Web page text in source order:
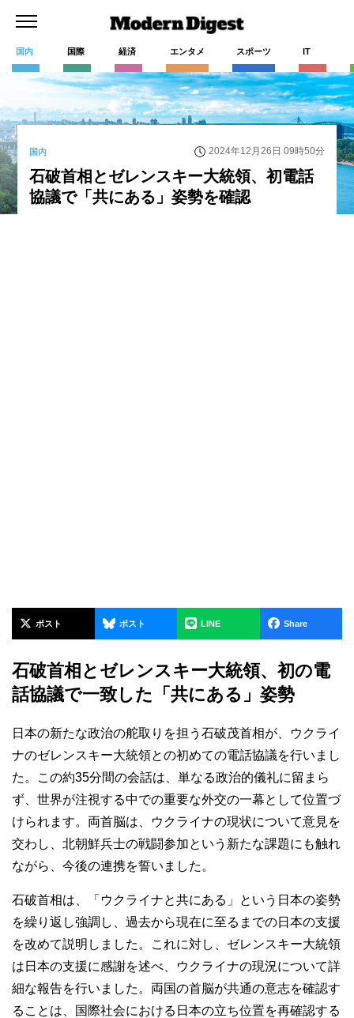
国内 国際 経済 エンタメ スポーツ IT
国内 2024年12月26日 09時50分
石破首相とゼレンスキー大統領、初電話
協議で「共にある」姿勢を確認
ポスト ポスト LINE Share
石破首相とゼレンスキー大統領、初の電
話協議で一致した「共にある」姿勢
日本の新たな政治の舵取りを担う石破茂首相が、ウクライ
ナのゼレンスキー大統領との初めての電話協議を行いまし
た。この約35分間の会話は、単なる政治的儀礼に留まら
ず、世界が注視する中での重要な外交の一幕として位置づ
けられます。両首脳は、ウクライナの現状について意見を
交わし、北朝鮮兵士の戦闘参加という新たな課題にも触れ
ながら、今後の連携を誓いました。
石破首相は、「ウクライナと共にある」という日本の姿勢
を繰り返し強調し、過去から現在に至るまでの日本の支援
を改めて説明しました。これに対し、ゼレンスキー大統領
は日本の支援に感謝を述べ、ウクライナの現況について詳
細な報告を行いました。両国の首脳が共通の意志を確認す
ることは、国際社会における日本の立ち位置を再確認する